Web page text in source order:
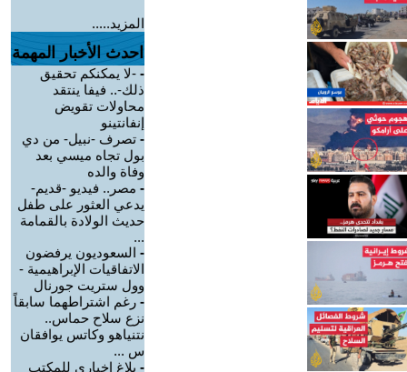
المزيد.....
احدث الأخبار المهمة
- -لا يمكنكم تحقيق
ذلك-.. فيفا ينتقد
محاولات تقويض
إنفانتينو
- تصرف -نبيل- من دي
بول تجاه ميسي بعد
وفاة والده
- مصر.. فيديو -قديم-
يدعي العثور على طفل
حديث الولادة بالقمامة
...
- السعوديون يرفضون
الاتفاقيات الإبراهيمية -
وول ستريت جورنال
- رغم اشتراطهما سابقاً
نزع سلاح حماس..
نتنياهو وكاتس يوافقان
س ...
- بلاغ إخباري للمكتب